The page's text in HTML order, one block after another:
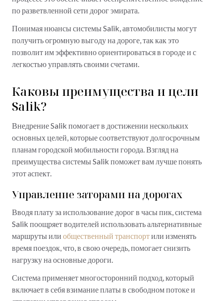
по разветвленной сети дорог эмирата.
Понимая нюансы системы Salik, автомобилисты могут
получить огромную выгоду на дороге, так как это
позволит им эффективно ориентироваться в городе и с
легкостью управлять своими счетами.
Каковы преимущества и цели
Salik?
Внедрение Salik помогает в достижении нескольких
основных целей, которые соответствуют долгосрочным
планам городской мобильности города. Взгляд на
преимущества системы Salik поможет вам лучше понять
этот аспект.
Управление заторами на дорогах
Вводя плату за использование дорог в часы пик, система
Salik поощряет водителей использовать альтернативные
маршруты или общественный транспортили изменять
время поездок, что, в свою очередь, помогает снизить
нагрузку на основные дороги.
Система применяет многосторонний подход, который
включает в себя взимание платы в свободном потоке и